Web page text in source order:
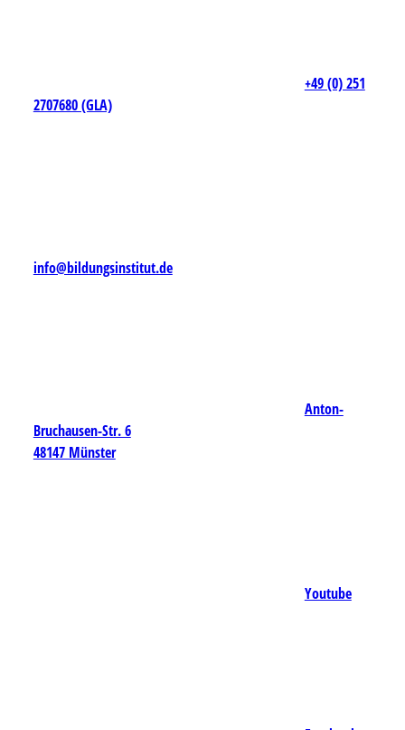
+49 (0) 251
2707680 (GLA)
info@bildungsinstitut.de
Anton-
Bruchausen-Str. 6
48147 Münster
Youtube